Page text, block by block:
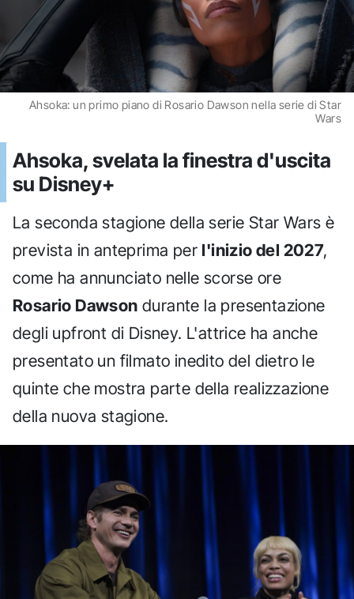
Ahsoka: un primo piano di Rosario Dawson nella serie di Star
Wars
Ahsoka, svelata la finestra d'uscita
su Disney+
La seconda stagione della serie Star Wars è
prevista in anteprima per l'inizio del 2027,
come ha annunciato nelle scorse ore
Rosario Dawson durante la presentazione
degli upfront di Disney. L'attrice ha anche
presentato un filmato inedito del dietro le
quinte che mostra parte della realizzazione
della nuova stagione.